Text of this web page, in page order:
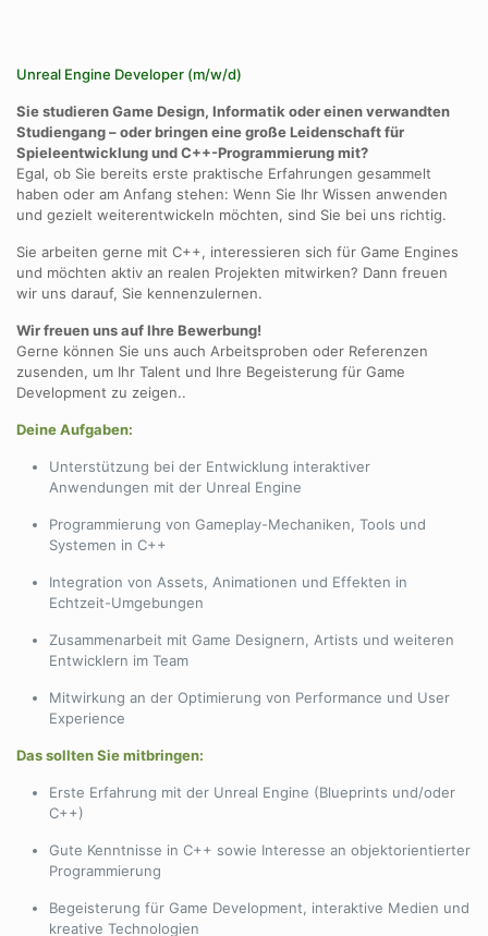
Unreal Engine Developer (m/w/d)
Sie studieren Game Design, Informatik oder einen verwandten
Studiengang – oder bringen eine große Leidenschaft für
Spieleentwicklung und C++-Programmierung mit?
Egal, ob Sie bereits erste praktische Erfahrungen gesammelt
haben oder am Anfang stehen: Wenn Sie Ihr Wissen anwenden
und gezielt weiterentwickeln möchten, sind Sie bei uns richtig.
Sie arbeiten gerne mit C++, interessieren sich für Game Engines
und möchten aktiv an realen Projekten mitwirken? Dann freuen
wir uns darauf, Sie kennenzulernen.
Wir freuen uns auf Ihre Bewerbung!
Gerne können Sie uns auch Arbeitsproben oder Referenzen
zusenden, um Ihr Talent und Ihre Begeisterung für Game
Development zu zeigen..
Deine Aufgaben:
Unterstützung bei der Entwicklung interaktiver
Anwendungen mit der Unreal Engine
Programmierung von Gameplay-Mechaniken, Tools und
Systemen in C++
Integration von Assets, Animationen und Effekten in
Echtzeit-Umgebungen
Zusammenarbeit mit Game Designern, Artists und weiteren
Entwicklern im Team
Mitwirkung an der Optimierung von Performance und User
Experience
Das sollten Sie mitbringen:
Erste Erfahrung mit der Unreal Engine (Blueprints und/oder
C++)
Gute Kenntnisse in C++ sowie Interesse an objektorientierter
Programmierung
Begeisterung für Game Development, interaktive Medien und
kreative Technologien